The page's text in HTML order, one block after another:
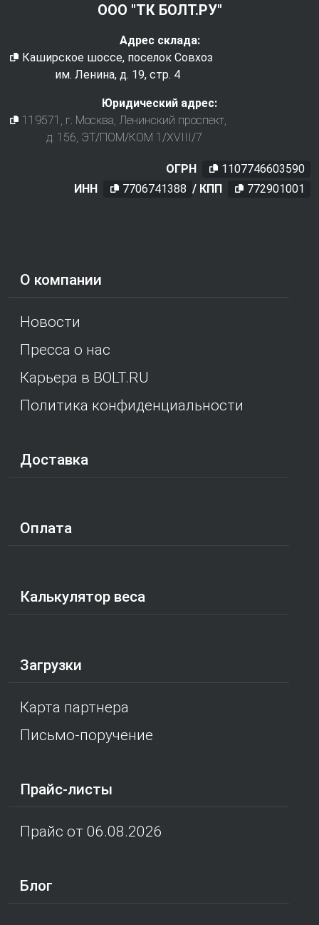
О компании
Новости
Пресса о нас
Карьера в BOLT.RU
Политика конфиденциальности
Доставка
Оплата
Калькулятор веса
Загрузки
Карта партнера
Письмо-поручение
Прайс-листы
Прайс от 06.08.2026
Блог
ООО "ТК БОЛТ.РУ"
Адрес склада:
Каширское шоссе, поселок Совхоз
им. Ленина, д. 19, стр. 4
Юридический адрес:
119571 , г. Москва, Ленинский проспект,
д. 156, ЭТ/ПОМ/КОМ 1/XVIII/7
ОГРН
1107746603590
ИНН
7706741388 / КПП 772901001